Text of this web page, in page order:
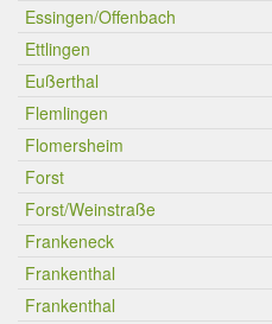
Essingen/Offenbach
Ettlingen
Eußerthal
Flemlingen
Flomersheim
Forst
Forst/Weinstraße
Frankeneck
Frankenthal
Frankenthal